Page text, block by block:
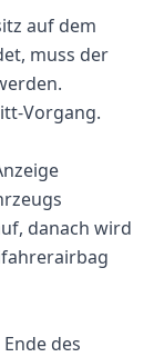
auf dem
muss der
Vorgang.
danach wird
des